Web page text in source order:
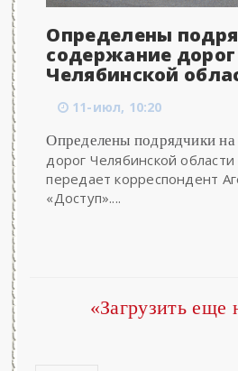
Определены
содержание дорог
Челябинской
11-июл, 10:20
Определены подрядчики
дорог Челябинской
передает корреспондент
«Доступ»....
«Загрузить еще